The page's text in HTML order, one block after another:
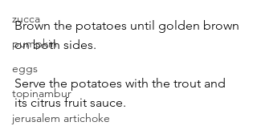
zucca
pumpkin
eggs
topinambur
jerusalem artichoke
Brown the potatoes until golden brown
on both sides.
Serve the potatoes with the trout and
its citrus fruit sauce.